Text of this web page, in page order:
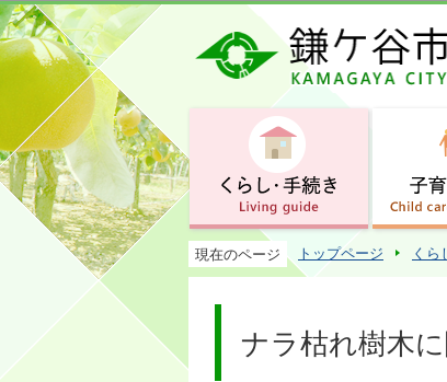
現在のページ トップページ くら
ナラ枯れ樹木